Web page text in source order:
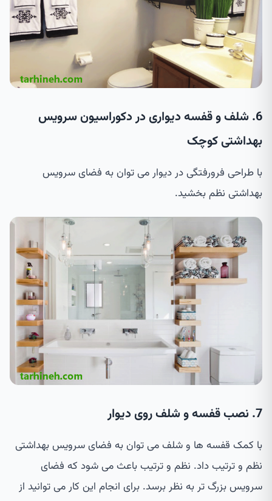
6. شلف و قفسه دیواری در دکوراسیون سرویس
بهداشتی کوچک
با طراحی فرورفتگی در دیوار می توان به فضای سرویس
بهداشتی نظم بخشید.
7. نصب قفسه و شلف روی دیوار
با کمک قفسه ها و شلف می توان به فضای سرویس بهداشتی
نظم و ترتیب داد. نظم و ترتیب باعث می شود که فضای
سرویس بزرگ تر به نظر برسد. برای انجام این کار می توانید از